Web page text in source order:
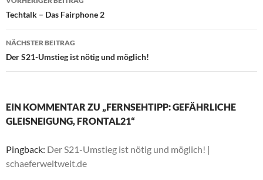
Techtalk – Das Fairphone 2
NÄCHSTER BEITRAG
Der S21-Umstieg ist nötig und möglich!
EIN KOMMENTAR ZU „FERNSEHTIPP: GEFÄHRLICHE
GLEISNEIGUNG, FRONTAL21“
Pingback: Der S21-Umstieg ist nötig und möglich! |
schaeferweltweit.de